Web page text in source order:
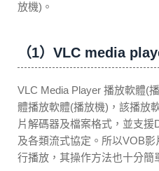
放機)。
（1）VLC media
VLC Media Player 播放軟體(
體播放軟體(播放機)，該播放
片解碼器及檔案格式，並支
及各類流式協定。所以VOB
行播放，其操作方法也十分簡